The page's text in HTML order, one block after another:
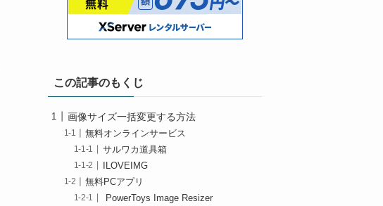
この記事のもくじ
画像サイズ一括変更する方法
無料オンラインサービス
サルワカ道具箱
ILOVEIMG
無料PCアプリ
PowerToys Image Resizer